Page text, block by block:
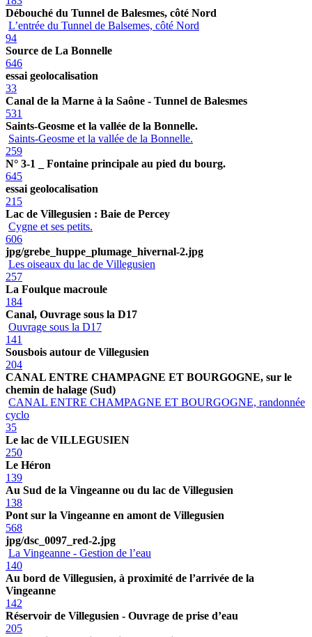
Débouché du Tunnel de Balesmes, côté Nord
L’entrée du Tunnel de Balsemes, côté Nord
94
Source de La Bonnelle
646
essai geolocalisation
33
Canal de la Marne à la Saône - Tunnel de Balesmes
531
Saints-Geosme et la vallée de la Bonnelle.
Saints-Geosme et la vallée de la Bonnelle.
259
N° 3-1 _ Fontaine principale au pied du bourg.
645
essai geolocalisation
215
Lac de Villegusien : Baie de Percey
Cygne et ses petits.
606
jpg/grebe_huppe_plumage_hivernal-2.jpg
Les oiseaux du lac de Villegusien
257
La Foulque macroule
184
Canal, Ouvrage sous la D17
Ouvrage sous la D17
141
Sousbois autour de Villegusien
204
CANAL ENTRE CHAMPAGNE ET BOURGOGNE, sur le
chemin de halage (Sud)
CANAL ENTRE CHAMPAGNE ET BOURGOGNE, randonnée
cyclo
35
Le lac de VILLEGUSIEN
250
Le Héron
139
Au Sud de la Vingeanne ou du lac de Villegusien
138
Pont sur la Vingeanne en amont de Villegusien
568
jpg/dsc_0097_red-2.jpg
La Vingeanne - Gestion de l’eau
140
Au bord de Villegusien, à proximité de l’arrivée de la
Vingeanne
142
Réservoir de Villegusien - Ouvrage de prise d’eau
205